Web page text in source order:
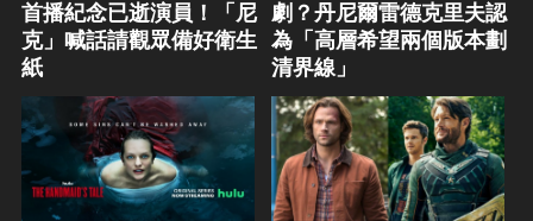
首播紀念已逝演員！「尼
克」喊話請觀眾備好衛生
紙
劇？丹尼爾雷德克里夫認
為「高層希望兩個版本劃
清界線」